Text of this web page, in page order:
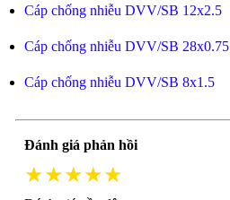
Cáp chống nhiễu DVV/SB 12x2.5
Cáp chống nhiễu DVV/SB 28x0.75
Cáp chống nhiễu DVV/SB 8x1.5
Đánh giá phản hồi
★★★★★